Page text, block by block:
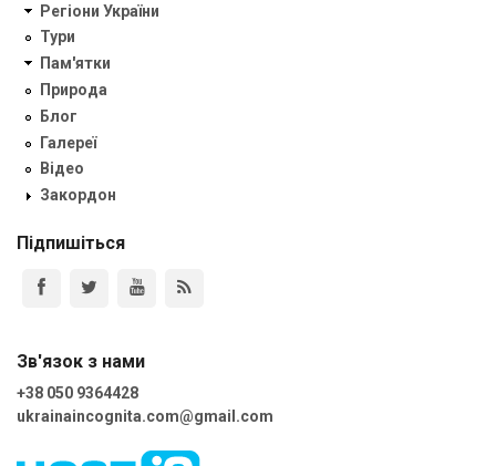
Регіони України
Тури
Пам'ятки
Природа
Блог
Галереї
Відео
Закордон
Підпишіться
Зв'язок з нами
+38 050 9364428
ukrainaincognita.com@gmail.com